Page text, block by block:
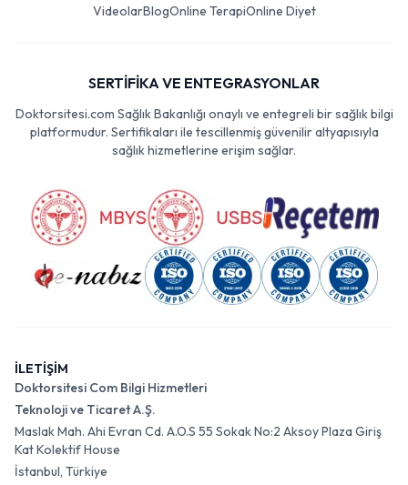
VideolarBlogOnline TerapiOnline Diyet
SERTİFİKA VE ENTEGRASYONLAR
Doktorsitesi.com Sağlık Bakanlığı onaylı ve entegreli bir sağlık bilgi
platformudur. Sertifikaları ile tescillenmiş güvenilir altyapısıyla
sağlık hizmetlerine erişim sağlar.
İLETİŞİM
Doktorsitesi Com Bilgi Hizmetleri
Teknoloji ve Ticaret A.Ş.
Maslak Mah. Ahi Evran Cd. A.O.S 55 Sokak No:2 Aksoy Plaza Giriş
Kat Kolektif House
İstanbul, Türkiye